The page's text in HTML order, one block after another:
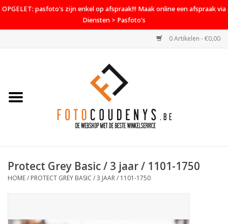
OPGELET: pasfoto's zijn enkel op afspraak!!! Maak online een afspraak via
Diensten > Pasfoto's
0 Artikelen - €0,00
Home
PROMO
Contact
Protect Grey Basic / 3 jaar / 1101-1750
HOME/ PROTECT GREY BASIC / 3 JAAR / 1101-1750